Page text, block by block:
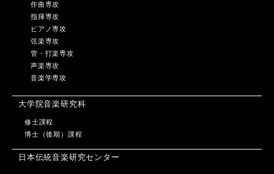
作曲専攻
指揮専攻
ピアノ専攻
弦楽専攻
管・打楽専攻
声楽専攻
音楽学専攻
大学院音楽研究科
修士課程
博士（後期）課程
日本伝統音楽研究センター